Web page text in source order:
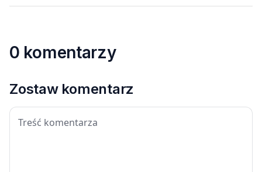
0 komentarzy
Zostaw komentarz